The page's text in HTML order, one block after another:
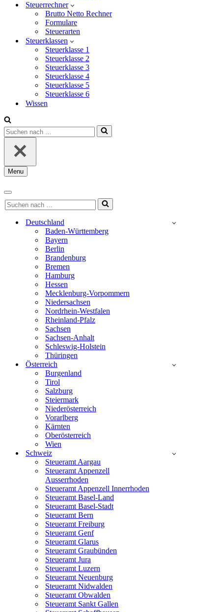
Steuerrechner
Brutto Netto Rechner
Formulare
Steuerarten
Steuerklassen
Steuerklasse 1
Steuerklasse 2
Steuerklasse 3
Steuerklasse 4
Steuerklasse 5
Steuerklasse 6
Wissen
Suchen
nach …
Menu
Navigationsmenü
Navigationsmenü
Suchen
nach …
Deutschland
Baden-Württemberg
Bayern
Berlin
Brandenburg
Bremen
Hamburg
Hessen
Mecklenburg-Vorpommern
Niedersachsen
Nordrhein-Westfalen
Rheinland-Pfalz
Sachsen
Sachsen-Anhalt
Schleswig-Holstein
Thüringen
Österreich
Burgenland
Tirol
Salzburg
Steiermark
Niederösterreich
Vorarlberg
Kärnten
Oberösterreich
Wien
Schweiz
Steueramt Aargau
Steueramt Appenzell
Ausserrhoden
Steueramt Appenzell Innerrhoden
Steueramt Basel-Land
Steueramt Basel-Stadt
Steueramt Bern
Steueramt Freiburg
Steueramt Genf
Steueramt Glarus
Steueramt Graubünden
Steueramt Jura
Steueramt Luzern
Steueramt Neuenburg
Steueramt Nidwalden
Steueramt Obwalden
Steueramt Sankt Gallen